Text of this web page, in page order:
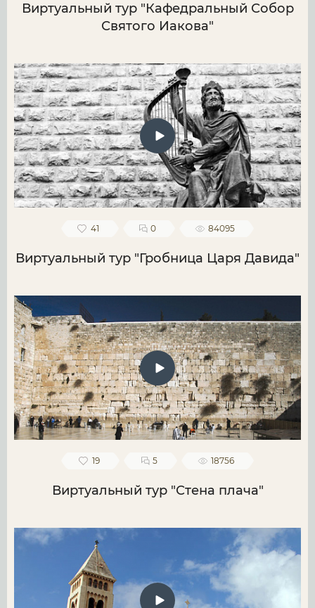
Виртуальный тур "Кафедральный Собор
Святого Иакова"
41 0 84095
Виртуальный тур "Гробница Царя Давида"
19 5 18756
Виртуальный тур "Стена плача"